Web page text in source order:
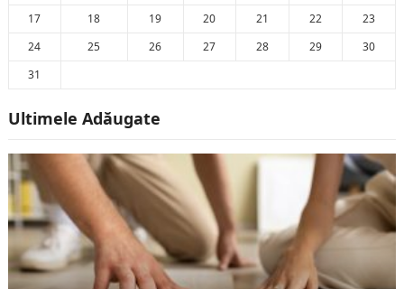
17
18 19 20 21 22
23
24
25 26 27 28 29
30
31
Ultimele Adăugate